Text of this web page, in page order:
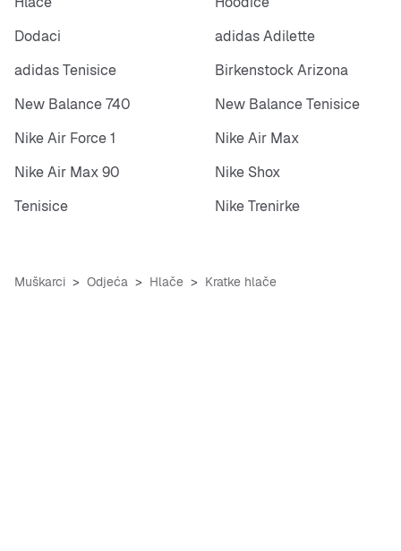
Dodaci
adidas Adilette
adidas Tenisice
Birkenstock Arizona
New Balance 740
New Balance Tenisice
Nike Air Force 1
Nike Air Max
Nike Air Max 90
Nike Shox
Tenisice
Nike Trenirke
Muškarci Odjeća Hlače Kratke hlače